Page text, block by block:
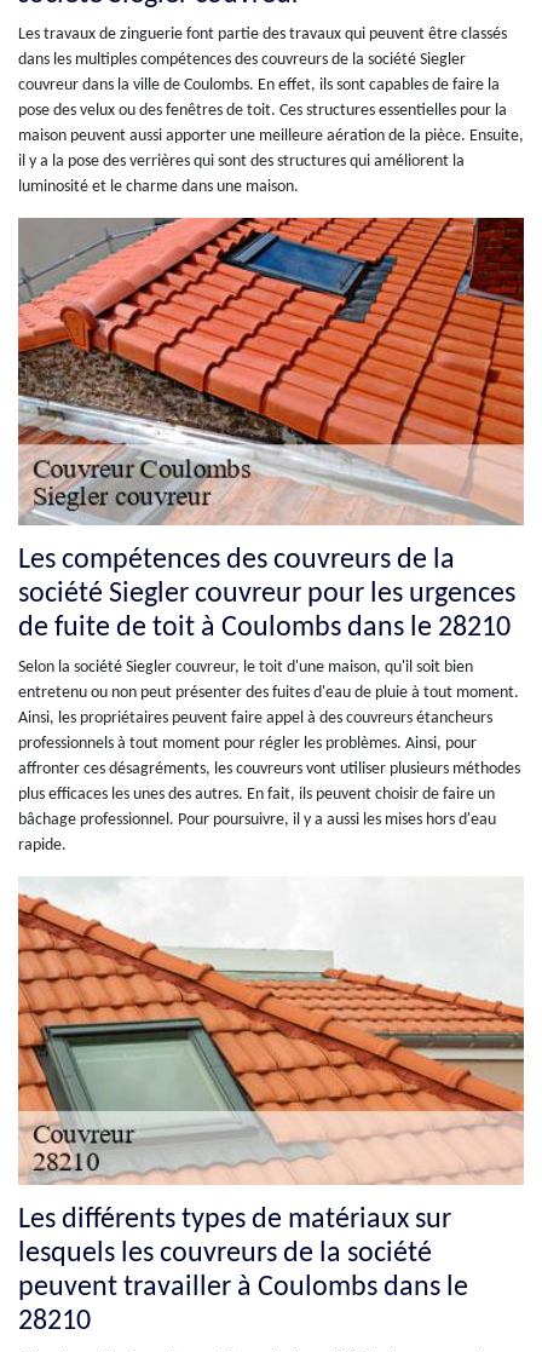
Les travaux de zinguerie font partie des travaux qui peuvent être classés
dans les multiples compétences des couvreurs de la société Siegler
couvreur dans la ville de Coulombs. En effet, ils sont capables de faire la
pose des velux ou des fenêtres de toit. Ces structures essentielles pour la
maison peuvent aussi apporter une meilleure aération de la pièce. Ensuite,
il y a la pose des verrières qui sont des structures qui améliorent la
luminosité et le charme dans une maison.
Les compétences des couvreurs de la
société Siegler couvreur pour les urgences
de fuite de toit à Coulombs dans le 28210
Selon la société Siegler couvreur, le toit d'une maison, qu'il soit bien
entretenu ou non peut présenter des fuites d'eau de pluie à tout moment.
Ainsi, les propriétaires peuvent faire appel à des couvreurs étancheurs
professionnels à tout moment pour régler les problèmes. Ainsi, pour
affronter ces désagréments, les couvreurs vont utiliser plusieurs méthodes
plus efficaces les unes des autres. En fait, ils peuvent choisir de faire un
bâchage professionnel. Pour poursuivre, il y a aussi les mises hors d'eau
rapide.
Les différents types de matériaux sur
lesquels les couvreurs de la société
peuvent travailler à Coulombs dans le
28210